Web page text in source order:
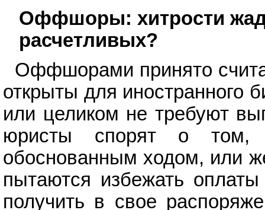
Оффшоры: хитрости
расчетливых?
Оффшорами принято
открыты для иностранного
или целиком не требуют
юристы спорят о том,
обоснованным ходом, или
пытаются избежать
получить в свое